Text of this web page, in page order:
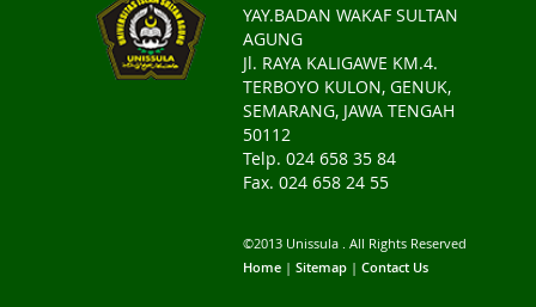
YAY.BADAN WAKAF SULTAN
AGUNG
Jl. RAYA KALIGAWE KM.4.
TERBOYO KULON, GENUK,
SEMARANG, JAWA TENGAH
50112
Telp. 024 658 35 84
Fax. 024 658 24 55
©2013 Unissula . All Rights Reserved
Home |Sitemap |Contact Us